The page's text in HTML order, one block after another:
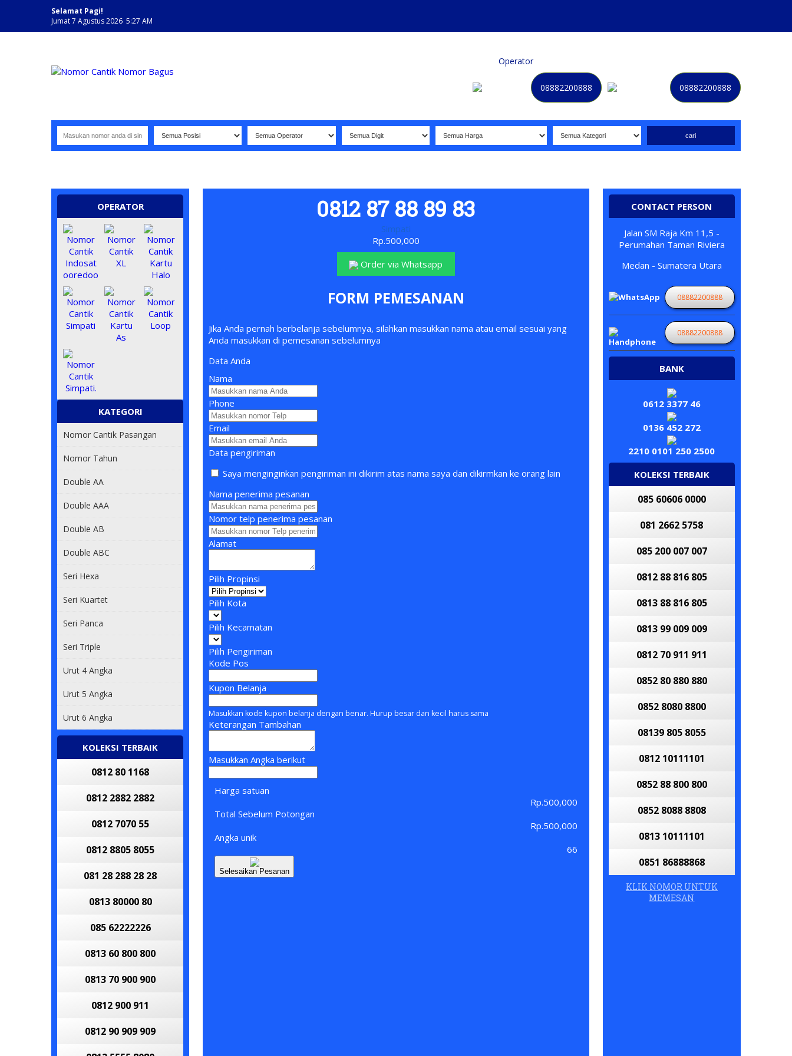
Selamat Pagi!
Jumat 7 Agustus 2026 5:27 AM
Operator
08882200888 08882200888
OPERATOR
KATEGORI
Nomor Cantik Pasangan
Nomor Tahun
Double AA
Double AAA
Double AB
Double ABC
Seri Hexa
Seri Kuartet
Seri Panca
Seri Triple
Urut 4 Angka
Urut 5 Angka
Urut 6 Angka
KOLEKSI TERBAIK
0812 80 1168
0812 2882 2882
0812 7070 55
0812 8805 8055
081 28 288 28 28
0813 80000 80
085 62222226
0813 60 800 800
0813 70 900 900
0812 900 911
0812 90 909 909
0812 87 88 89 83
Simpati
Rp.500,000
Order via Whatsapp
FORM PEMESANAN
Jika Anda pernah berbelanja sebelumnya, silahkan masukkan nama atau email sesuai yang
Anda masukkan di pemesanan sebelumnya
Data Anda
Nama
Phone
Email
Data pengiriman
Saya menginginkan pengiriman ini dikirim atas nama saya dan dikirmkan ke orang lain
Nama penerima pesanan
Nomor telp penerima pesanan
Alamat
Pilih Propinsi
Pilih Kota
Pilih Kecamatan
Pilih Pengiriman
Kode Pos
Kupon Belanja
Masukkan kode kupon belanja dengan benar. Hurup besar dan kecil harus sama
Keterangan Tambahan
Masukkan Angka berikut
Harga satuan
Rp.500,000
Total Sebelum Potongan
Rp.500,000
Angka unik
66
Selesaikan Pesanan
CONTACT PERSON
Jalan SM Raja Km 11,5 -
Perumahan Taman Riviera
Medan - Sumatera Utara
08882200888
08882200888
BANK
0612 3377 46
0136 452 272
2210 0101 250 2500
KOLEKSI TERBAIK
085 60606 0000
081 2662 5758
085 200 007 007
0812 88 816 805
0813 88 816 805
0813 99 009 009
0812 70 911 911
0852 80 880 880
0852 8080 8800
08139 805 8055
0812 10111101
0852 88 800 800
0852 8088 8808
0813 10111101
0851 86888868
KLIK NOMOR UNTUK
MEMESAN